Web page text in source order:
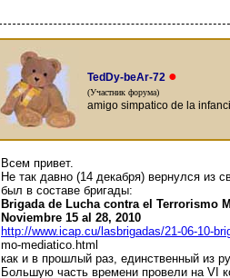
TedDy-beAr-72 ●
(Участник форума)
amigo simpatico de la
Всем привет.
Не так давно (14 декабря) вернулся из
был в составе бригады:
Brigada de Lucha contra el Terrorismo
Noviembre 15 al 28, 2010
http://www.icap.cu/lasbrigadas/21-06-10-
mo-mediatico.html
как и в прошлый раз, единственный из
Большую часть времени провели на VI